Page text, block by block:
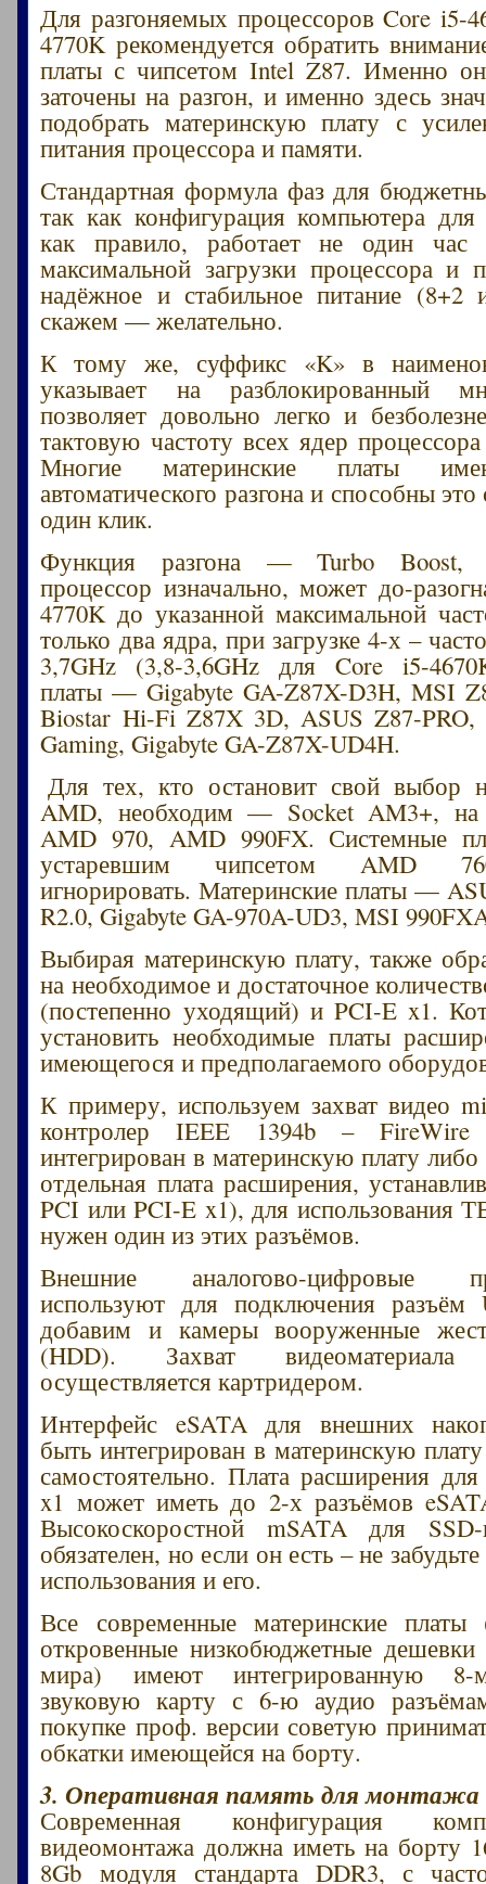
Для разгоняемых процессоров Core i5-
4770K рекомендуется обратить
платы с чипсетом Intel Z87. Именно
заточены на разгон, и именно здесь
подобрать материнскую плату с
питания процессора и памяти.
Стандартная формула фаз для
так как конфигурация компьютера
как правило, работает не один
максимальной загрузки процессора и
надёжное и стабильное питание
скажем — желательно.
К тому же, суффикс «K» в
указывает на разблокированный
позволяет довольно легко и
тактовую частоту всех ядер
Многие материнские платы
автоматического разгона и способны это
один клик.
Функция разгона — Turbo Boost,
процессор изначально, может до-
4770K до указанной максимальной
только два ядра, при загрузке 4-х –
3,7GHz (3,8-3,6GHz для Core i5-
платы — Gigabyte GA-Z87X-D3H, MSI
Biostar Hi-Fi Z87X 3D, ASUS Z87-
Gaming, Gigabyte GA-Z87X-UD4H.
Для тех, кто остановит свой выбор
AMD, необходим — Socket AM3+, на
AMD 970, AMD 990FX. Системные
устаревшим чипсетом AMD
игнорировать. Материнские платы —
R2.0, Gigabyte GA-970A-UD3, MSI
Выбирая материнскую плату, также
на необходимое и достаточное
(постепенно уходящий) и PCI-E x1.
установить необходимые платы
имеющегося и предполагаемого
К примеру, используем захват видео
контролер IEEE 1394b –
интегрирован в материнскую плату либо
отдельная плата расширения,
PCI или PCI-E x1), для использования
нужен один из этих разъёмов.
Внешние аналогово-цифровые
используют для подключения
добавим и камеры вооруженные
(HDD). Захват
осуществляется картридером.
Интерфейс eSATA для внешних
быть интегрирован в материнскую
самостоятельно. Плата расширения
x1 может иметь до 2-х разъёмов
Высокоскоростной mSATA для SSD-
обязателен, но если он есть – не
использования и его.
Все современные материнские платы
откровенные низкобюджетные дешевки
мира) имеют интегрированную 8-
звуковую карту с 6-ю аудио
покупке проф. версии советую
обкатки имеющейся на борту.
3. Оперативная память для монтажа
Современная конфигурация
видеомонтажа должна иметь на борту
8Gb модуля стандарта DDR3, с